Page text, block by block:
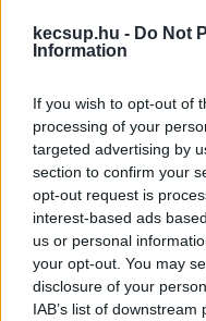
kecsup.hu - Do Not
Information
If you wish to opt-out of
processing of your
targeted advertising by
section to confirm your
opt-out request is
interest-based ads
us or personal
your opt-out. You may
disclosure of your
IAB’s list of
számukra
anyagi forrást,
szerinte ma:
nagyon nehéz
ápolási igazgatónak
kiállítsák a
kórház minden